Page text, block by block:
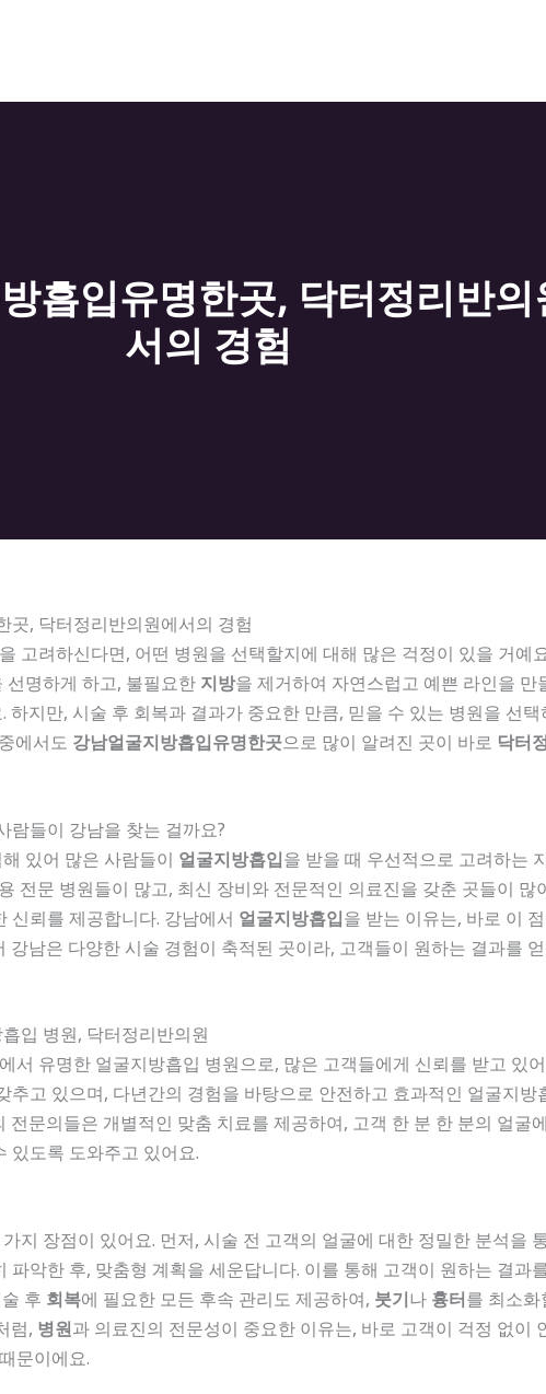
흡입유명한곳, 닥터정리반의
서의 경험
곳, 닥터정리반의원에서의 경험
고려하신다면, 어떤 병원을 선택할지에 대해 많은 걱정이 있을 거예
선명하게 하고, 불필요한 지방을 제거하여 자연스럽고 예쁜 라인을 만
하지만, 시술 후 회복과 결과가 중요한 만큼, 믿을 수 있는 병원을 선택
에서도 강남얼굴지방흡입유명한곳으로 많이 알려진 곳이 바로 닥터
람들이 강남을 찾는 걸까요?
있어 많은 사람들이 얼굴지방흡입을 받을 때 우선적으로 고려하는
전문 병원들이 많고, 최신 장비와 전문적인 의료진을 갖춘 곳들이 많
신뢰를 제공합니다. 강남에서 얼굴지방흡입을 받는 이유는, 바로 이
강남은 다양한 시술 경험이 축적된 곳이라, 고객들이 원하는 결과를
입 병원, 닥터정리반의원
서 유명한 얼굴지방흡입 병원으로, 많은 고객들에게 신뢰를 받고 있
추고 있으며, 다년간의 경험을 바탕으로 안전하고 효과적인 얼굴지방
전문의들은 개별적인 맞춤 치료를 제공하여, 고객 한 분 한 분의 얼굴
있도록 도와주고 있어요.
지 장점이 있어요. 먼저, 시술 전 고객의 얼굴에 대한 정밀한 분석을
파악한 후, 맞춤형 계획을 세운답니다. 이를 통해 고객이 원하는 결과
후 회복에 필요한 모든 후속 관리도 제공하여, 붓기나 흉터를 최소화
럼, 병원과 의료진의 전문성이 중요한 이유는, 바로 고객이 걱정 없이
문이에요.